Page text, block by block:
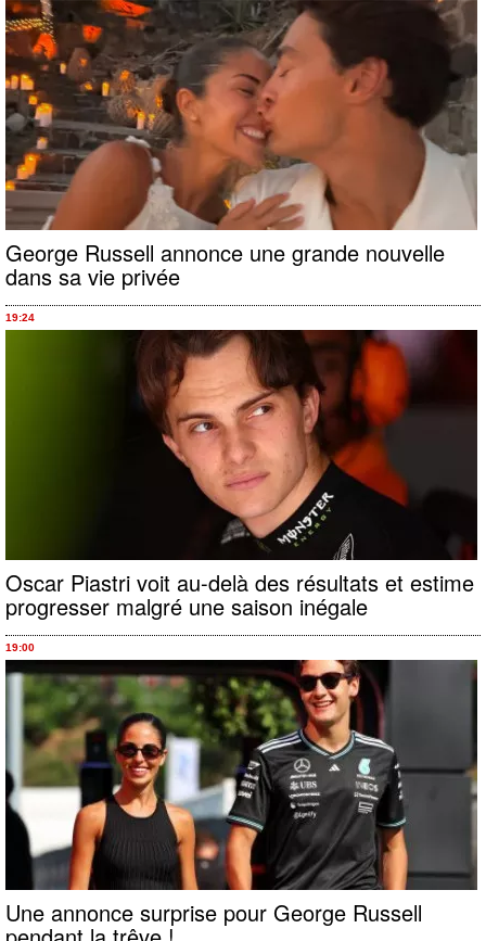
George Russell annonce une grande nouvelle
dans sa vie privée
19:24
Oscar Piastri voit au-delà des résultats et estime
progresser malgré une saison inégale
19:00
Une annonce surprise pour George Russell